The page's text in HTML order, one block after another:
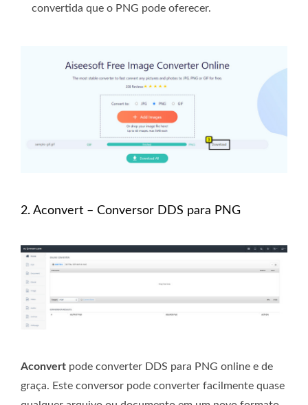
convertida que o PNG pode oferecer.
2. Aconvert – Conversor DDS para PNG
Aconvert pode converter DDS para PNG online e de
graça. Este conversor pode converter facilmente quase